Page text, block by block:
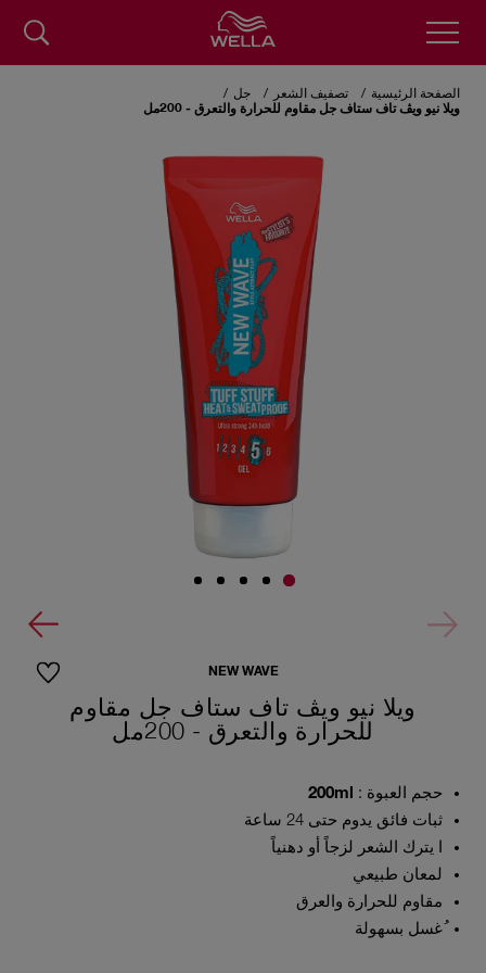
content
الصفحة الرئيسية تصفيف الشعر
جل
ويلا نيو ويڤ تاف ستاف جل مقاوم للحرارة والتعرق - 200مل
NEW WAVE
ويلا نيو ويڤ تاف ستاف جل مقاوم
للحرارة والتعرق - 200مل
حجم العبوة :
200ml
ثبات فائق يدوم حتى 24 ساعة
ا يترك الشعر لزجاً أو دهنياً
لمعان طبيعي
مقاوم للحرارة والعرق
ُغسل بسهولة